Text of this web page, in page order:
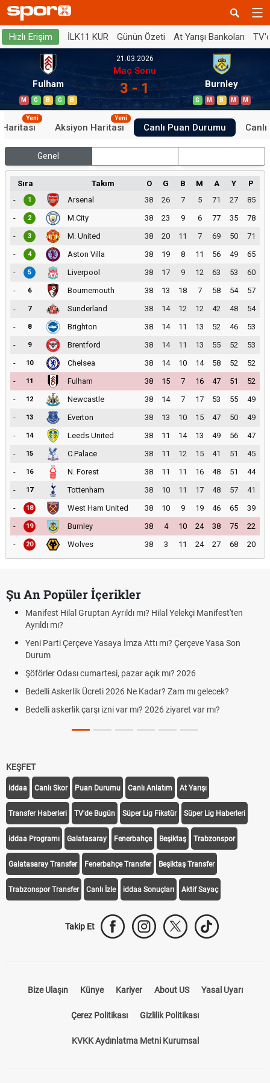
Hızlı Erişim İLK11 KUR Günün Özeti At Yarışı Bankoları
Fulham
M G B G B
21.03.2026
Maç Sonu
3 - 1 Burnley
G M B M M
Haritası
Yeni
Aksiyon Haritası
Yeni
Canlı Puan Durumu
Genel
Sıra Takım O G B M A Y
P
-
1 Arsenal 38 26 7 5 71 27
85
-
2 M.City 38 23 9 6 77 35
78
-
3 M. United 38 20 11 7 69 50
71
-
4 Aston Villa 38 19 8 11 56 49
65
-
5 Liverpool 38 17 9 12 63 53
60
-
6 Bournemouth 38 13 18 7 58 54
57
-
7 Sunderland 38 14 12 12 42 48
54
-
8 Brighton 38 14 11 13 52 46
53
-
9 Brentford 38 14 11 13 55 52
53
-
10 Chelsea 38 14 10 14 58 52
52
-
11 Fulham 38 15 7 16 47 51
52
-
12 Newcastle 38 14 7 17 53 55
49
-
13 Everton 38 13 10 15 47 50
49
-
14 Leeds United 38 11 14 13 49 56
47
-
15 C.Palace 38 11 12 15 41 51
45
-
16 N. Forest 38 11 11 16 48 51
44
-
17 Tottenham 38 10 11 17 48 57
41
-
18 West Ham United 38 10 9 19 46 65
39
-
19 Burnley 38 4 10 24 38 75
22
-
20 Wolves 38 3 11 24 27 68 20
Şu An Popüler İçerikler
Manifest Hilal Gruptan Ayrıldı mı? Hilal Yelekçi Manifest'ten
Ayrıldı mı?
Yeni Parti Çerçeve Yasaya İmza Attı mı? Çerçeve Yasa Son
Durum
Şöförler Odası cumartesi, pazar açık mı? 2026
Bedelli Askerlik Ücreti 2026 Ne Kadar? Zam mı gelecek?
Bedelli askerlik çarşı izni var mı? 2026 ziyaret var mı?
KEŞFET
iddaa Canlı Skor Puan Durumu Canlı Anlatım At Yarışı
Transfer Haberleri TV'de Bugün Süper Lig Fikstür Süper Lig Haberleri
iddaa Programı Galatasaray Fenerbahçe Beşiktaş Trabzonspor
Galatasaray Transfer Fenerbahçe Transfer Beşiktaş Transfer
Trabzonspor Transfer Canlı İzle iddaa Sonuçları Aktif Sayaç
Takip Et
Bize Ulaşın Künye Kariyer About US Yasal Uyarı
Çerez Politikası Gizlilik Politikası
KVKK Aydınlatma Metni Kurumsal